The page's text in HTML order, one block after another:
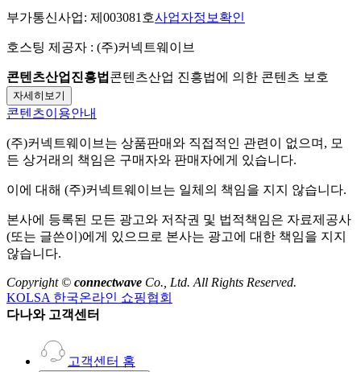
부가통신사업: 제003081호사업자정보확인
호스팅 제공자 : (주)커넥트웨이브
콘텐츠산업진흥법 콘텐츠산업 진흥법에 의한 콘텐츠 보호
자세히보기
콘텐츠이용안내
(주)커넥트웨이브 는 상품판매와 직접적인 관련이 없으며, 모
든 상거래의 책임은 구매자와 판매자에게 있습니다.
이에 대해 (주)커넥트웨이브 는 일체의 책임을 지지 않습니다.
본사에 등록된 모든 광고와 저작권 및 법적책임은 자료제공사
(또는 글쓴이)에게 있으므로 본사는 광고에 대한 책임을 지지
않습니다.
Copyright © connectwave Co., Ltd. All Rights Reserved.
KOLSA 한국온라인 쇼핑협회
다나와 고객센터
고객센터 홈